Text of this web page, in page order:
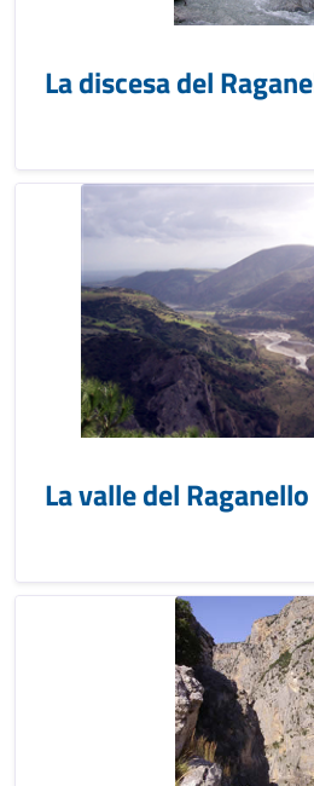
La discesa del
La valle del Raganello